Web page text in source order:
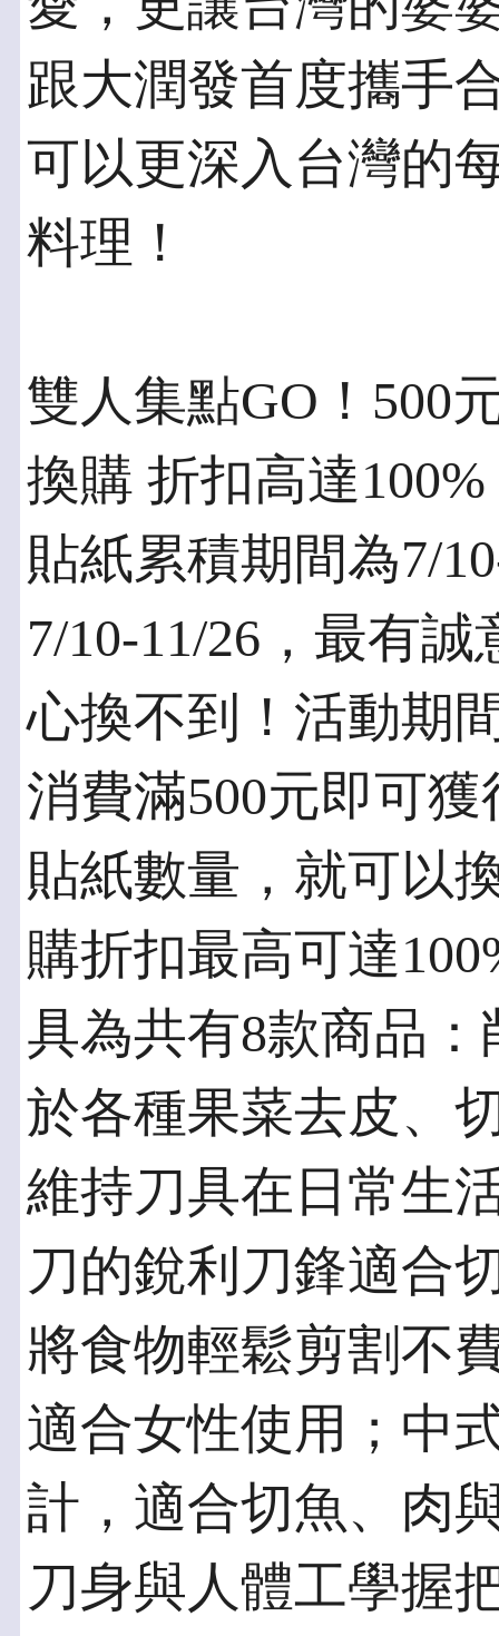
跟大潤發首度攜手
可以更深入台灣的
料理！
雙人集點GO！500
換購 折扣高達100%
貼紙累積期間為7/
7/10-11/26，最有
心換不到！活動期
消費滿500元即可
貼紙數量，就可以
購折扣最高可達
具為共有8款商品
於各種果菜去皮、
維持刀具在日常生
刀的銳利刀鋒適合
將食物輕鬆剪割不
適合女性使用；中
計，適合切魚、肉
刀身與人體工學握